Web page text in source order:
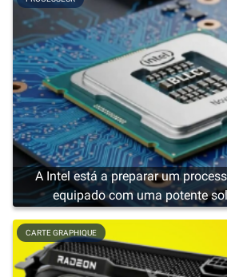
A Intel está a preparar um
equipado com uma potente
CARTE GRAPHIQUE